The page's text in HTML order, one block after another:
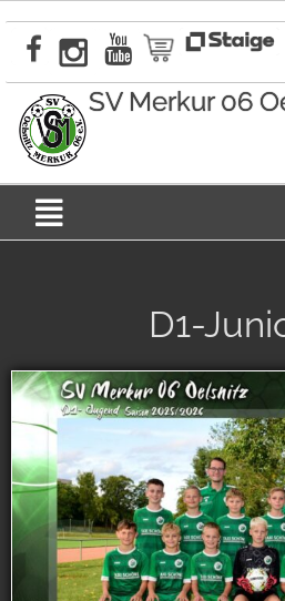
Inhalt
springen
SV Merkur 06
Menü
D1-